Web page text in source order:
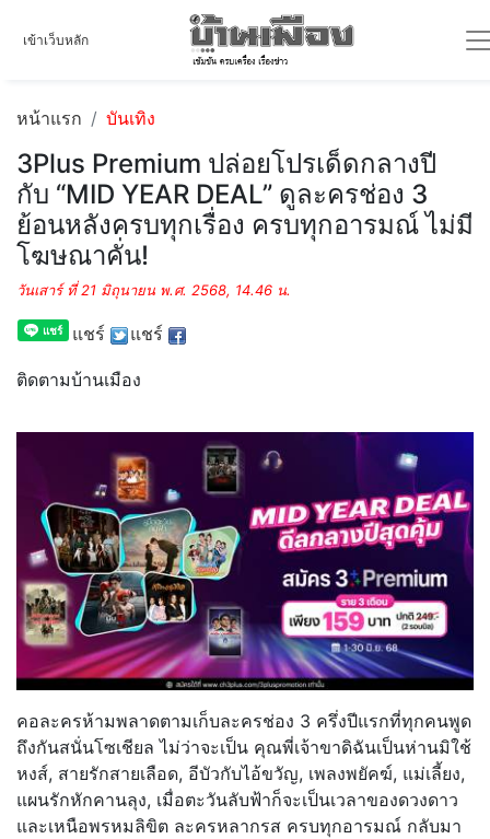
เข้าเว็บหลัก
หน้าแรก บันเทิง
3Plus Premium ปล่อยโปรเด็ดกลางปี
กับ “MID YEAR DEAL” ดูละครช่อง 3
ย้อนหลังครบทุกเรื่อง ครบทุกอารมณ์ ไม่มี
โฆษณาคั่น!
วันเสาร์ ที่ 21 มิถุนายน พ.ศ. 2568, 14.46 น.
แชร์ แชร์
ติดตามบ้านเมือง
คอละครห้ามพลาดตามเก็บละครช่อง 3 ครึ่งปีแรกที่ทุกคนพูด
ถึงกันสนั่นโซเชียล ไม่ว่าจะเป็น คุณพี่เจ้าขาดิฉันเป็นห่านมิใช้
หงส์, สายรักสายเลือด, อีบัวกับไอ้ขวัญ, เพลงพยัคฆ์, แม่เลี้ยง,
แผนรักหักคานลุง, เมื่อตะวันลับฟ้าก็จะเป็นเวลาของดวงดาว
และเหนือพรหมลิขิต ละครหลากรส ครบทุกอารมณ์ กลับมา